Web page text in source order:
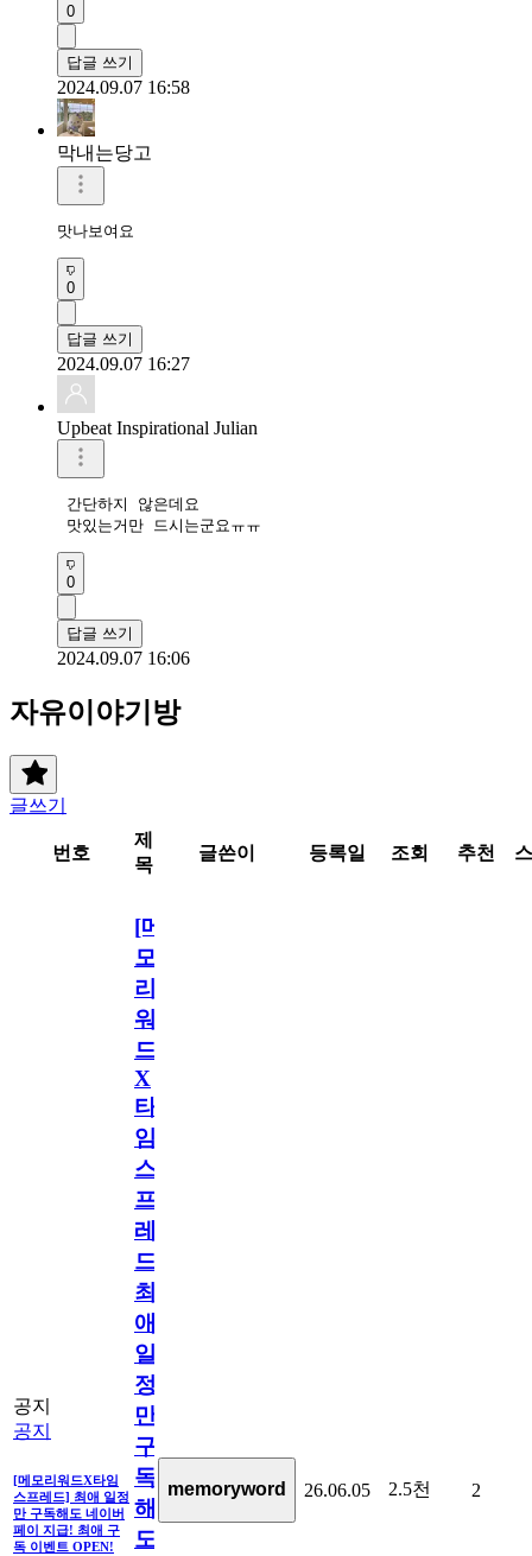
0
답글 쓰기
2024.09.07 16:58
막내는당고
맛나보여요
0
답글 쓰기
2024.09.07 16:27
Upbeat Inspirational Julian
간단하지 않은데요
맛있는거만 드시는군요ㅠㅠ
0
답글 쓰기
2024.09.07 16:06
자유이야기방
글쓰기
번호
제
목
글쓴이 등록일 조회 추천
공지
공지
[메모리워드X타임
스프레드] 최애 일정
만 구독해도 네이버
페이 지급! 최애 구
독 이벤트 OPEN!
[메
모
리
워
드
X
타
임
스
프
레
드]
최
애
일
정
만
구
독
해
도
memoryword 26.06.05 2.5천 2